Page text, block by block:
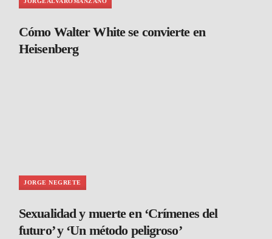
Cómo Walter White se convierte en
Heisenberg
JORGE NEGRETE
Sexualidad y muerte en ‘Crímenes del
futuro’ y ‘Un método peligroso’